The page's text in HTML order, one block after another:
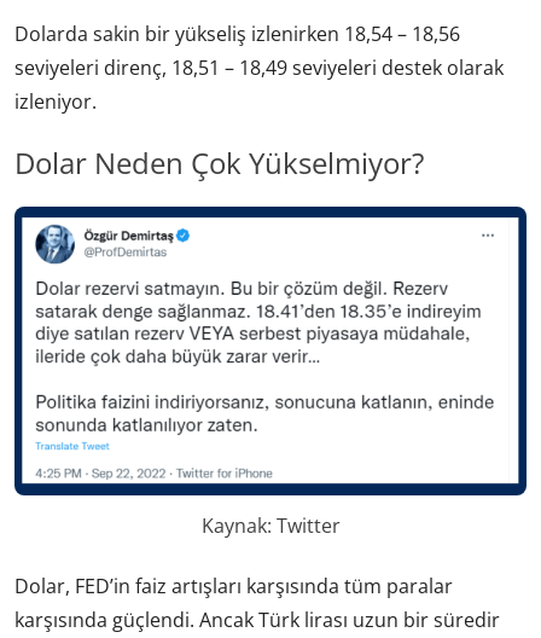
Dolarda sakin bir yükseliş izlenirken 18,54 – 18,56
seviyeleri direnç, 18,51 – 18,49 seviyeleri destek olarak
izleniyor.
Dolar Neden Çok Yükselmiyor?
Kaynak: Twitter
Dolar, FED’in faiz artışları karşısında tüm paralar
karşısında güçlendi. Ancak Türk lirası uzun bir süredir